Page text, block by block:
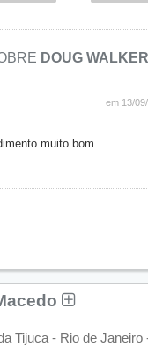
DOUG
em 13/
muito bom
Tijuca - Rio de Janeiro